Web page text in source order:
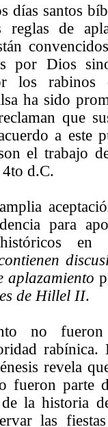
días santos
reglas de
por Dios
los rabinos
ha sido
que
a este
el trabajo
d.C.
para
en
aplazamiento
de Hillel II.
no
rabínica.
revela
fueron parte
la historia
las